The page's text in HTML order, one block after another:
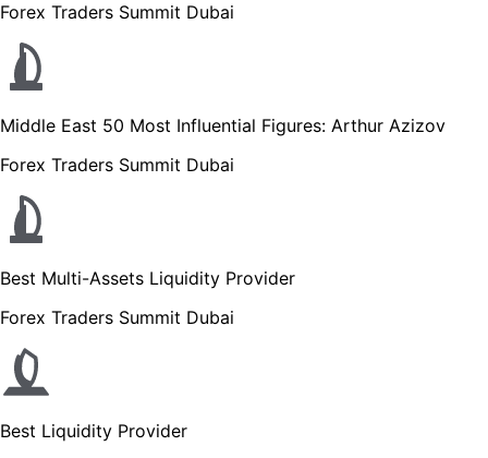
Forex Traders Summit Dubai
Middle East 50 Most Influential Figures: Arthur Azizov
Forex Traders Summit Dubai
Best Multi-Assets Liquidity Provider
Forex Traders Summit Dubai
Best Liquidity Provider